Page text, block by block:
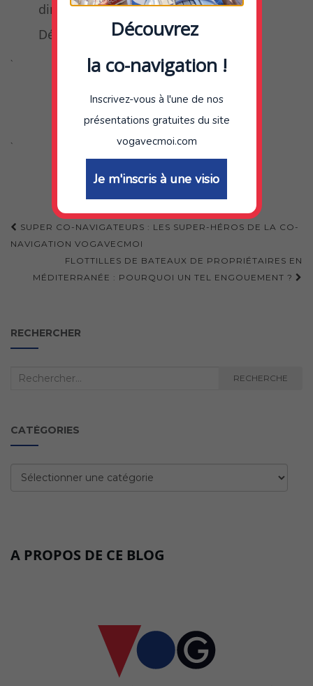
dimanche.
Départ Terminal 1 – Quai 0
`
`
Navigation
d'article
SUPER CO-NAVIGATEURS : LES SUPER-HÉROS DE LA CO-
NAVIGATION VOGAVECMOI
FLOTTILLES DE BATEAUX DE PROPRIÉTAIRES EN
MÉDITERRANÉE : POURQUOI UN TEL ENGOUEMENT ?
RECHERCHER
Recherche
RECHERCHE
CATÉGORIES
Catégories
A PROPOS DE CE BLOG
Découvrez
la co-navigation !
Inscrivez-vous à l'une de nos
présentations gratuites du site
vogavecmoi.com
Je m'inscris à une visio